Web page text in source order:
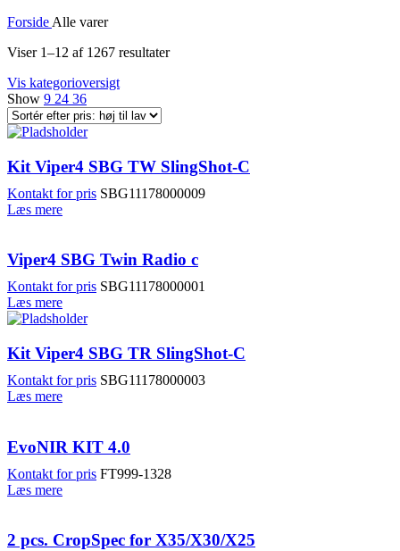
Forside Alle varer
Viser 1–12 af 1267 resultater
Vis kategorioversigt
Show 9 24 36
Kit Viper4 SBG TW SlingShot-C
Kontakt for pris SBG11178000009
Læs mere
Viper4 SBG Twin Radio c
Kontakt for pris SBG11178000001
Læs mere
Kit Viper4 SBG TR SlingShot-C
Kontakt for pris SBG11178000003
Læs mere
EvoNIR KIT 4.0
Kontakt for pris FT999-1328
Læs mere
2 pcs. CropSpec for X35/X30/X25